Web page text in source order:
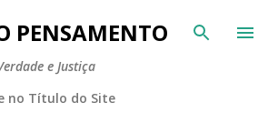
para o conteúdo principal
PENSAMENTO
e Justiça
no Título do Site